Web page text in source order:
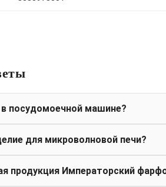
посудомоечной машине?
для микроволновой печи?
продукция Императорский